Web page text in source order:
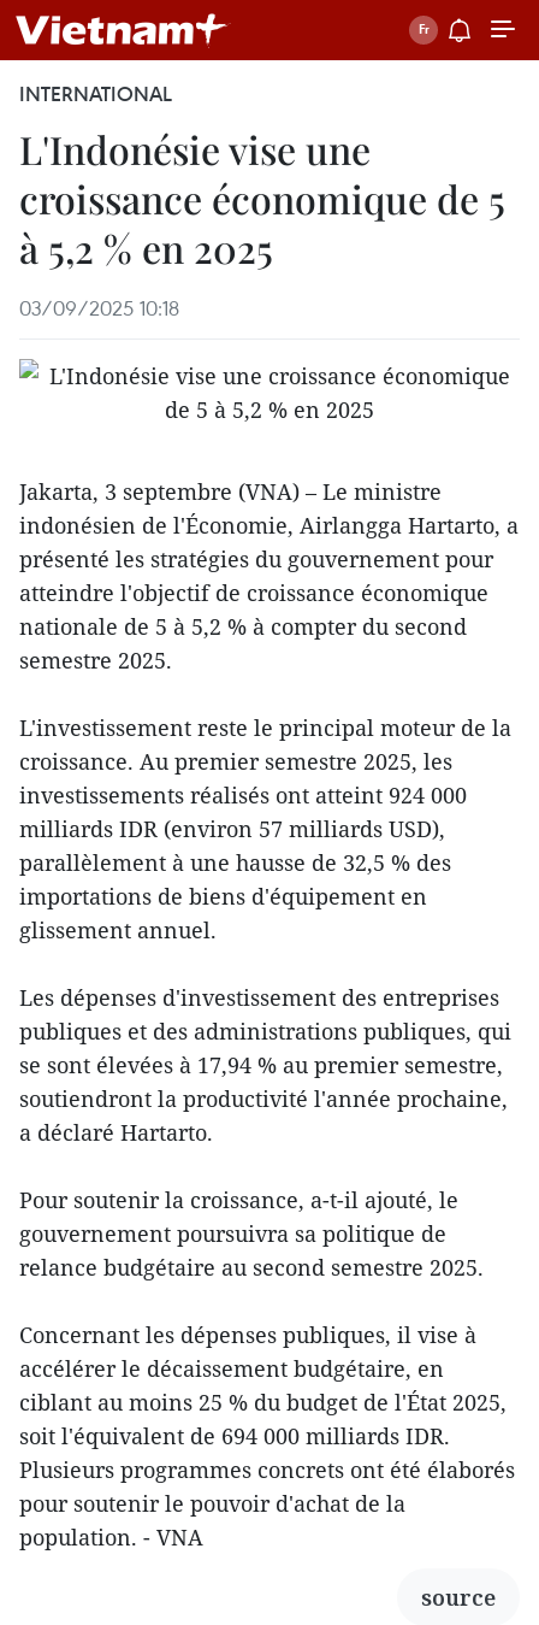
INTERNATIONAL
L'Indonésie vise une
croissance économique de 5
à 5,2 % en 2025
03/09/2025 10:18
Jakarta, 3 septembre (VNA) – Le ministre
indonésien de l'Économie, Airlangga Hartarto, a
présenté les stratégies du gouvernement pour
atteindre l'objectif de croissance économique
nationale de 5 à 5,2 % à compter du second
semestre 2025.
L'investissement reste le principal moteur de la
croissance. Au premier semestre 2025, les
investissements réalisés ont atteint 924 000
milliards IDR (environ 57 milliards USD),
parallèlement à une hausse de 32,5 % des
importations de biens d'équipement en
glissement annuel.
Les dépenses d'investissement des entreprises
publiques et des administrations publiques, qui
se sont élevées à 17,94 % au premier semestre,
soutiendront la productivité l'année prochaine,
a déclaré Hartarto.
Pour soutenir la croissance, a-t-il ajouté, le
gouvernement poursuivra sa politique de
relance budgétaire au second semestre 2025.
Concernant les dépenses publiques, il vise à
accélérer le décaissement budgétaire, en
ciblant au moins 25 % du budget de l'État 2025,
soit l'équivalent de 694 000 milliards IDR.
Plusieurs programmes concrets ont été élaborés
pour soutenir le pouvoir d'achat de la
population. - VNA
source